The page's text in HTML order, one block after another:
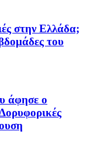
στην Ελλάδα;
του
άφησε ο